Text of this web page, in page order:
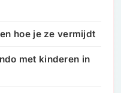
hoe je ze vermijdt
met kinderen in